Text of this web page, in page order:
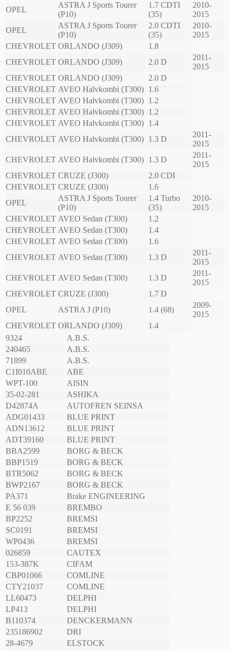
OPEL
ASTRA J Sports Tourer
(P10)
1.7 CDTI
(35)
2010-
2015
OPEL
ASTRA J Sports Tourer
(P10)
2.0 CDTI
(35)
2010-
2015
CHEVROLET ORLANDO (J309)
1.8
CHEVROLET ORLANDO (J309) 2.0 D
2011-
2015
CHEVROLET ORLANDO (J309)
2.0 D
CHEVROLET AVEO Halvkombi (T300) 1.6
CHEVROLET AVEO Halvkombi (T300) 1.2
CHEVROLET AVEO Halvkombi (T300) 1.2
CHEVROLET AVEO Halvkombi (T300) 1.4
CHEVROLET AVEO Halvkombi (T300) 1.3 D
2011-
2015
CHEVROLET AVEO Halvkombi (T300) 1.3 D
2011-
2015
CHEVROLET CRUZE (J300)
2.0 CDI
CHEVROLET CRUZE (J300)
1.6
OPEL
ASTRA J Sports Tourer
(P10)
1.4 Turbo
(35)
2010-
2015
CHEVROLET AVEO Sedan (T300)
1.2
CHEVROLET AVEO Sedan (T300)
1.4
CHEVROLET AVEO Sedan (T300)
1.6
CHEVROLET AVEO Sedan (T300) 1.3 D
2011-
2015
CHEVROLET AVEO Sedan (T300) 1.3 D
2011-
2015
CHEVROLET CRUZE (J300)
1.7 D
OPEL
ASTRA J (P10) 1.4 (68)
2009-
2015
CHEVROLET ORLANDO (J309)
1.4
9324
A.B.S.
240465
A.B.S.
71899
A.B.S.
C1I010ABE
ABE
WPT-100
AISIN
35-02-281
ASHIKA
D42874A
AUTOFREN SEINSA
ADG01433
BLUE PRINT
ADN13612
BLUE PRINT
ADT39160
BLUE PRINT
BBA2599
BORG & BECK
BBP1519
BORG & BECK
BTR5062
BORG & BECK
BWP2167
BORG & BECK
PA371
Brake ENGINEERING
E 56 039
BREMBO
BP2252
BREMSI
SC0191
BREMSI
WP0436
BREMSI
026859
CAUTEX
153-387K
CIFAM
CBP01066
COMLINE
CTY21037
COMLINE
LL60473
DELPHI
LP413
DELPHI
B110374
DENCKERMANN
235186902
DRI
28-4679
ELSTOCK